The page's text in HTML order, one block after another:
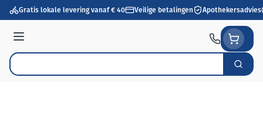
Ga naar de inhoud
Gratis lokale levering vanaf € 40 Veilige betalingen Apothekersadvies
Menu
Product, merk, categorie... Zoek